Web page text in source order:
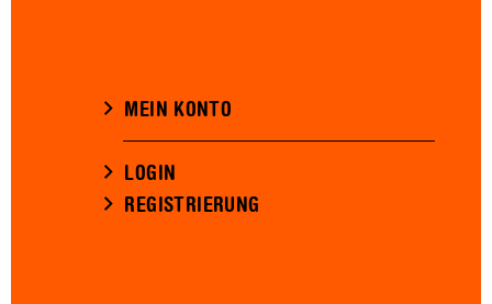
MEIN KONTO
LOGIN
REGISTRIERUNG